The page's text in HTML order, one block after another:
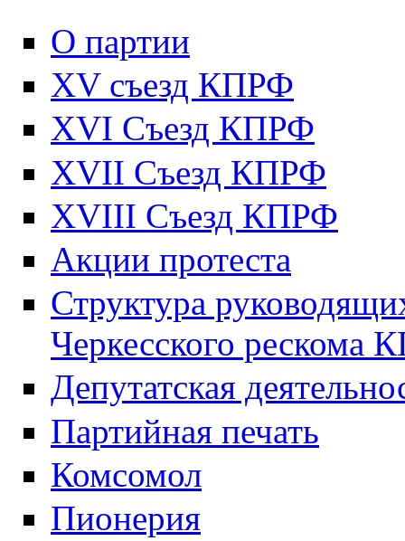
О партии
XV съезд КПРФ
XVI Съезд КПРФ
XVII Cъезд КПРФ
XVIII Cъезд КПРФ
Акции протеста
Структура
Черкесского рескома
Депутатская
Партийная печать
Комсомол
Пионерия